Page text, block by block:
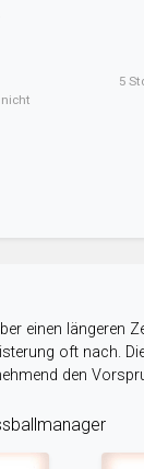
5
einen
oft nach.
den